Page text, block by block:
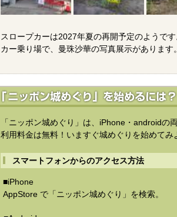
スロープカーは2027年夏の再開予定のようで
カー乗り場で、曼珠沙華の写真展示があります。
「ニッポン城めぐり」は、iPhone・androidの
利用料金は無料！いますぐ城めぐりを始めてみ
スマートフォンからのアクセス方法
■iPhone
AppStore で「ニッポン城めぐり」を検索。